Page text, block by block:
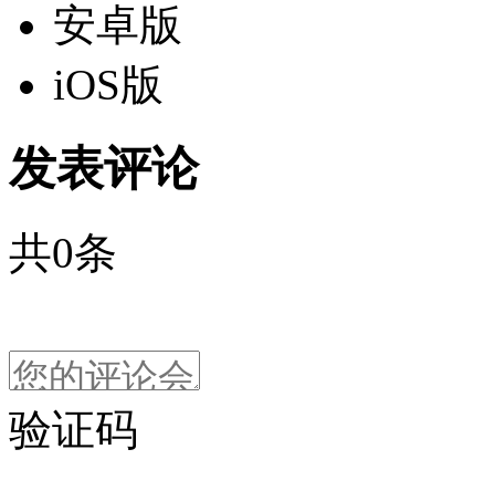
安卓版
iOS版
发表评论
共0条
验证码